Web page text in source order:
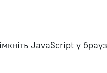
JavaScript у